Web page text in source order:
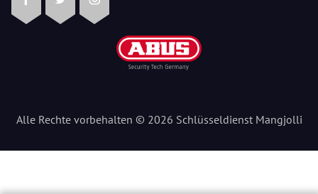
FacebookTwitterInstagram
Alle Rechte vorbehalten © 2026 Schlüsseldienst Mangjolli